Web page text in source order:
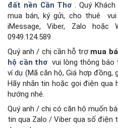
đất nền Cần Thơ . Quý
mua bán, ký gửi, cho thuê
iMessage, Viber, Zalo
0949.124.589
Quý anh / chị cần hỗ trợ mua
hộ cần thơ vui lòng thông báo
ví dụ (Mã căn hộ, Giá hợp đồng,
Hãy nhắn tin hoặc gọi điện qua
hướng nhé.
Quý anh / chị có căn hộ muốn
tin qua Zalo / Viber qua số điện